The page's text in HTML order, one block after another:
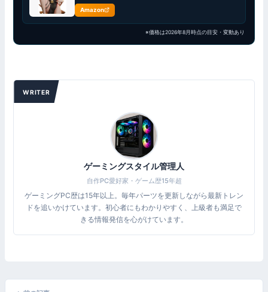
Amazon
※価格は2026年8月時点の目安・変動あり
WRITER
ゲーミングスタイル管理人
自作PC愛好家・ゲーム歴15年超
ゲーミングPC歴は15年以上。毎年パーツを更新しながら最新トレン
ドを追いかけています。初心者にもわかりやすく、上級者も満足で
きる情報発信を心がけています。